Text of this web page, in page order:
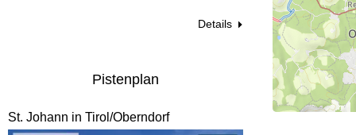
Details
Pistenplan
St. Johann in Tirol/Oberndorf